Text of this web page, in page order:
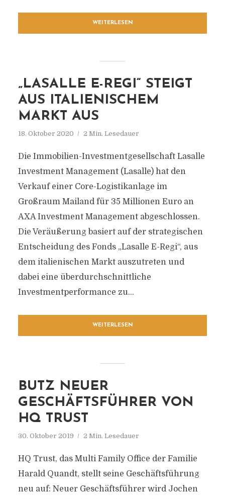
WEITERLESEN
„LASALLE E-REGI“ STEIGT
AUS ITALIENISCHEM
MARKT AUS
18. Oktober 2020 2 Min. Lesedauer
Die Immobilien-Investmentgesellschaft Lasalle
Investment Management (Lasalle) hat den
Verkauf einer Core-Logistikanlage im
Großraum Mailand für 35 Millionen Euro an
AXA Investment Management abgeschlossen.
Die Veräußerung basiert auf der strategischen
Entscheidung des Fonds „Lasalle E-Regi“, aus
dem italienischen Markt auszutreten und
dabei eine überdurchschnittliche
Investmentperformance zu...
WEITERLESEN
BUTZ NEUER
GESCHÄFTSFÜHRER VON
HQ TRUST
30. Oktober 2019 2 Min. Lesedauer
HQ Trust, das Multi Family Office der Familie
Harald Quandt, stellt seine Geschäftsführung
neu auf: Neuer Geschäftsführer wird Jochen